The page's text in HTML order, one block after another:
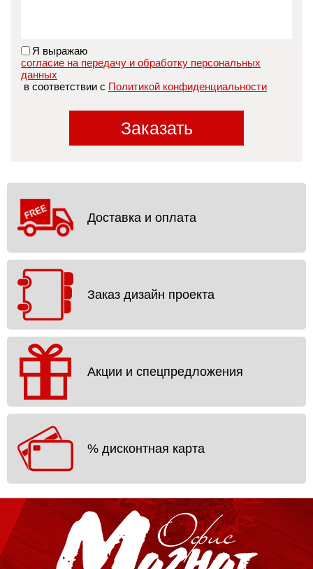
Я выражаю
согласие на передачу и обработку персональных
данных
в соответствии с Политикой конфиденциальности
Заказать
Доставка и оплата
Заказ дизайн проекта
Акции и спецпредложения
% дисконтная карта